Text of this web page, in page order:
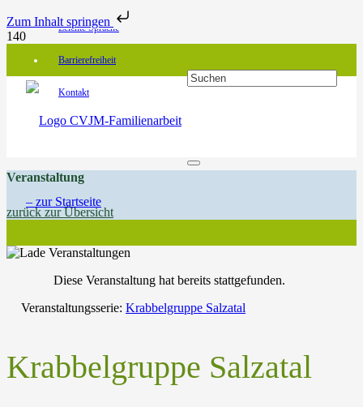
Zum Inhalt springen
Leichte Sprache
Barrierefreiheit
Kontakt
Veranstaltung
zurück zur Übersicht
Diese Veranstaltung hat bereits stattgefunden.
Veranstaltungsserie: Krabbelgruppe Salzatal
Krabbelgruppe Salzatal